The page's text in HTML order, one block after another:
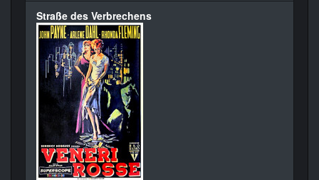
Straße des Verbrechens